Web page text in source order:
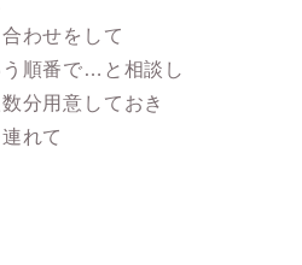
わせをして
順番で…と相談し
分用意しておき
れて